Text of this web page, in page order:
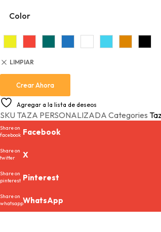
Color
LIMPIAR
Crear Ahora
Agregar a la lista de deseos
SKU TAZA PERSONALIZADA Categories
Share on
facebook Facebook
Share on
twitter
X
Share on
pinterest Pinterest
Share on
whatsappWhatsApp